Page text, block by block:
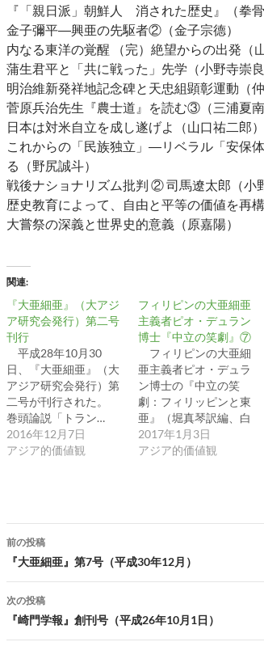
『「親日派」朝鮮人 消された歴史』（拳骨
金子彌平―興亜の先駆者②（金子宗德）
内なる東洋の覚醒 （完）絶望からの出発（
蒲生君平と「共に戦った」先学（小野寺崇良
明治維新発祥地記念碑と天忠組顕彰運動（仲
菅原兵治先生『農士道』を読む③（三浦夏南
日本は対米自立を成し遂げよ（山口祐二郎）
これからの「民族独立」―リベラル「安保
る（野尻誠斗）
戦後ナショナリズム批判 ② 司馬遼太郎（小
歴史教育によって、自由と平等の価値を再
大嘗祭の深義と世界史的意義（原嘉陽）
関連
『大亜細亜』（大アジ
ア研究会発行）第二号
刊行
平成28年10月30
日、『大亜細亜』（大
アジア研究会発行）第
二号が刊行された。
巻頭論説「トラン…
2016年12月7日
アジア的価値観
フィリピンの大亜細亜
主義者ピオ・デュラン
博士『中立の笑劇』⑦
フィリピンの大亜細
亜主義者ピオ・デュラ
ン博士の『中立の笑
劇：フィリッピンと東
亜』（堀真琴訳編、白
揚…
2017年1月3日
アジア的価値観
投
稿
ナ
ビ
ゲ
前の投稿
『大亜細亜』第7号（平成30年12月）
次の投稿
『崎門学報』創刊号（平成26年10月1日）